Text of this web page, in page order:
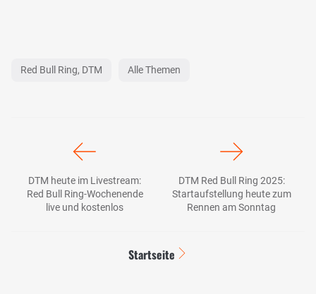
Red Bull Ring, DTM Alle Themen
DTM heute im Livestream:
Red Bull Ring-Wochenende
live und kostenlos
DTM Red Bull Ring 2025:
Startaufstellung heute zum
Rennen am Sonntag
Startseite